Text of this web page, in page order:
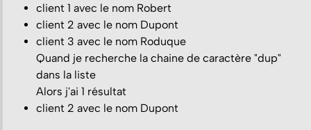
client 1 avec le nom Robert
client 2 avec le nom Dupont
client 3 avec le nom Roduque
Quand je recherche la chaine de caractère "dup"
dans la liste
Alors j'ai 1 résultat
client 2 avec le nom Dupont